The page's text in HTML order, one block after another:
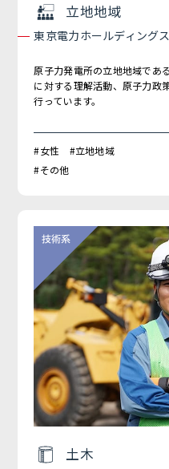
立地地域
東京電力ホールディングス
原子力発電所の立地地域であ
に対する理解活動、原子力政
行っています。
#女性 #立地地域
#その他
土木